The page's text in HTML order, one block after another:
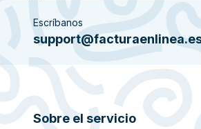
Escríbanos
Sobre el servicio